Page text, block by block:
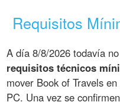
Requisitos
A día 8/8/2026 todavía
requisitos técnicos
mover Book of Travels
PC. Una vez se